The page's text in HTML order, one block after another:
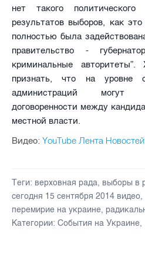
нет такого
результатов выборов, как
полностью была
правительство -
криминальные
признать, что на уровне
администраций могут
договоренности между
местной власти.
Видео: YouTube Лента Новостей
Теги: верховная рада, выборы в
сегодня 15 сентября 2014 видео,
перемирие на украине,
Категории: События на Украине,